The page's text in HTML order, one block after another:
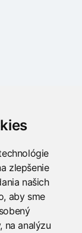
zlepšenie
našich
aby sme
na analýzu